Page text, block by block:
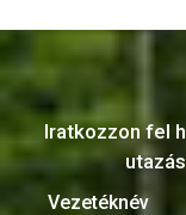
Iratkozzon fel
Vezetéknév